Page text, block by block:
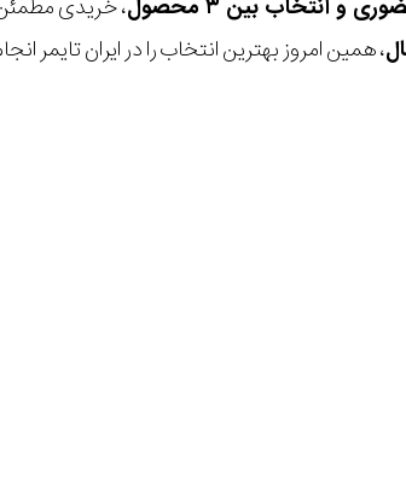
، خریدی
، همین امروز بهترین انتخاب را در ایران تایمر